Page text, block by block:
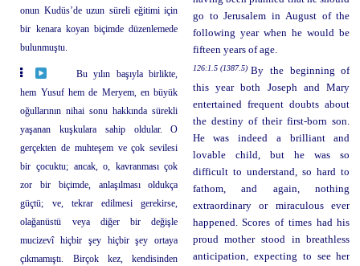
onun Kudüs’de uzun süreli eğitimi için
bir kenara koyan biçimde düzenlemede
bulunmuştu.
go to Jerusalem in August of the
following year when he would be
fifteen years of age.
Bu yılın başıyla birlikte,
hem Yusuf hem de Meryem, en büyük
oğullarının nihai sonu hakkında sürekli
yaşanan kuşkulara sahip oldular. O
gerçekten de muhteşem ve çok sevilesi
bir çocuktu; ancak, o, kavranması çok
zor bir biçimde, anlaşılması oldukça
güçtü; ve, tekrar edilmesi gerekirse,
olağanüstü veya diğer bir değişle
mucizevî hiçbir şey hiçbir şey ortaya
çıkmamıştı. Birçok kez, kendisinden
126:1.5 (1387.5) By the beginning of
this year both Joseph and Mary
entertained frequent doubts about
the destiny of their first-born son.
He was indeed a brilliant and
lovable child, but he was so
difficult to understand, so hard to
fathom, and again, nothing
extraordinary or miraculous ever
happened. Scores of times had his
proud mother stood in breathless
anticipation, expecting to see her